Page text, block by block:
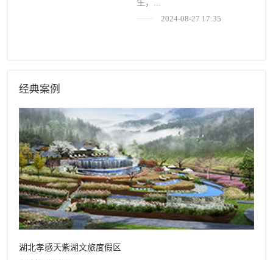
生，...
2024-08-27 17:35
经典案例
湖北孝感天紫湖文旅度假区